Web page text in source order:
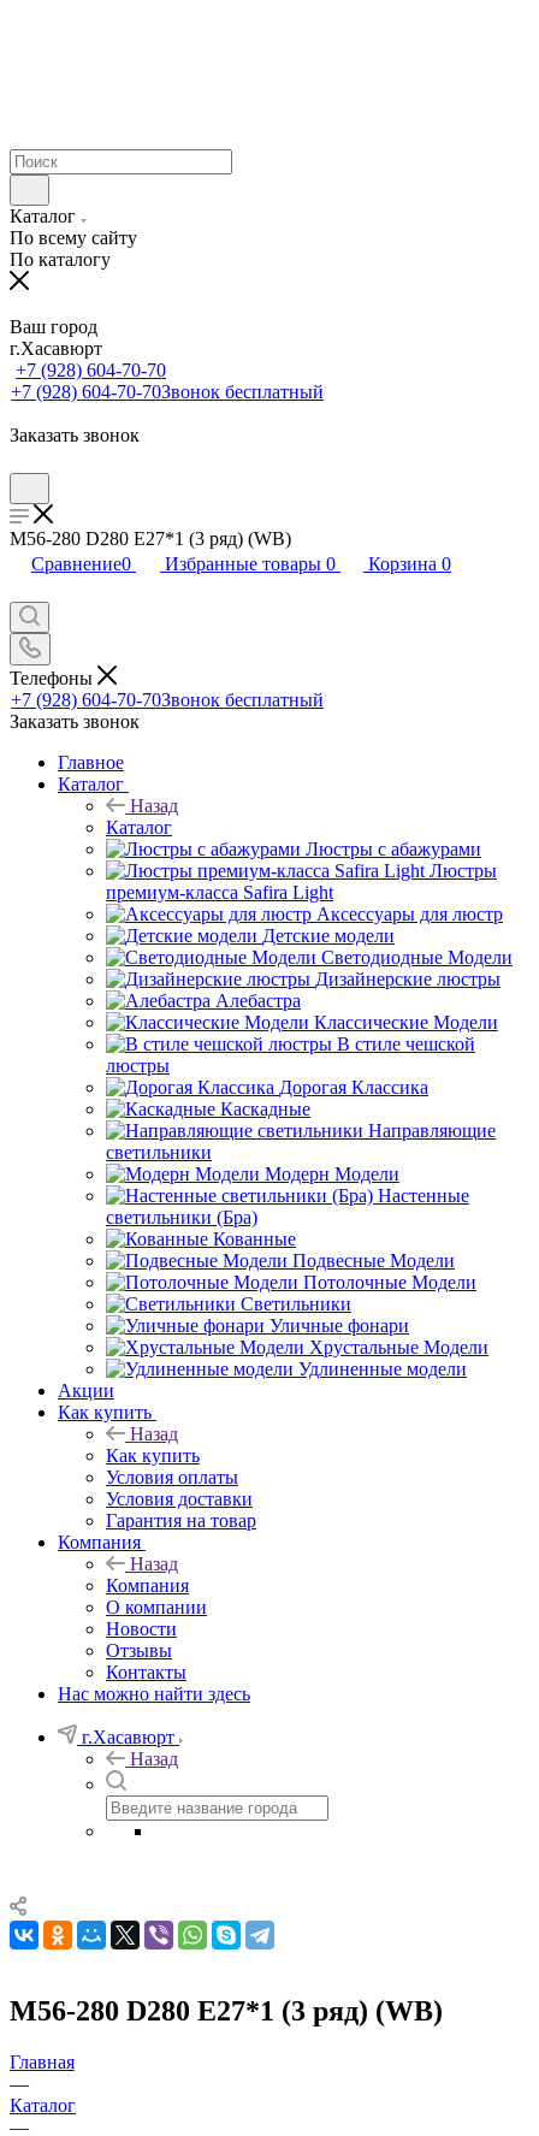
Каталог
По всему сайту
По каталогу
Ваш город
г.Хасавюрт
+7 (928) 604-70-70
+7 (928) 604-70-70Звонок бесплатный
Заказать звонок
M56-280 D280 Е27*1 (3 ряд) (WB)
Сравнение0 Избранные товары 0 Корзина 0
Телефоны
+7 (928) 604-70-70Звонок бесплатный
Заказать звонок
Главное
Каталог
Назад
Каталог
Люстры с абажурами
Люстры
премиум-класса Safira Light
Аксессуары для люстр
Детские модели
Светодиодные Модели
Дизайнерские люстры
Алебастра
Классические Модели
В стиле чешской
люстры
Дорогая Классика
Каскадные
Направляющие
светильники
Модерн Модели
Настенные
светильники (Бра)
Кованные
Подвесные Модели
Потолочные Модели
Светильники
Уличные фонари
Хрустальные Модели
Удлиненные модели
Акции
Как купить
Назад
Как купить
Условия оплаты
Условия доставки
Гарантия на товар
Компания
Назад
Компания
О компании
Новости
Отзывы
Контакты
Нас можно найти здесь
г.Хасавюрт
Назад
M56-280 D280 Е27*1 (3 ряд) (WB)
Главная
—
Каталог
—